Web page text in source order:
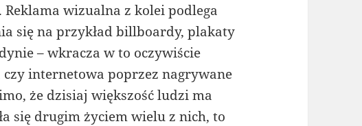
wizualna z kolei podlega
się na przykład billboardy, plakaty
– wkracza w to oczywiście
internetowa poprzez nagrywane
że dzisiaj większość ludzi ma
się drugim życiem wielu z nich, to